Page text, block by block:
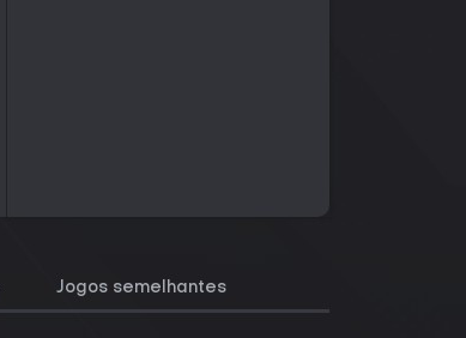
Jogos semelhantes